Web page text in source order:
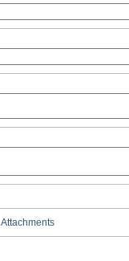
Attachments